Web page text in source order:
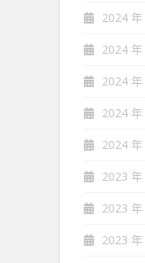
2024 年
2024 年
2024 年
2024 年
2024 年
2023 年
2023 年
2023 年